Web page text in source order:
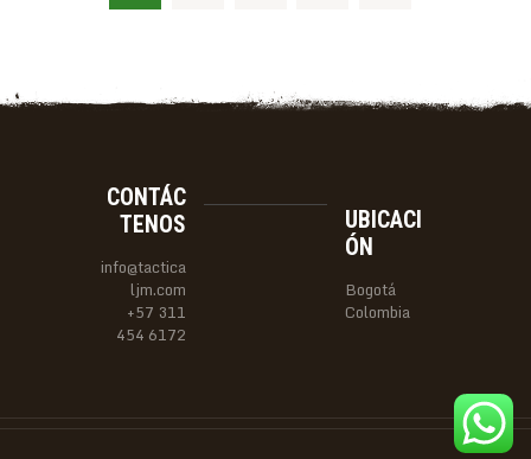
CONTÁC
TENOS
info@tactica
ljm.com
+57 311
454 6172
UBICACI
ÓN
Bogotá
Colombia